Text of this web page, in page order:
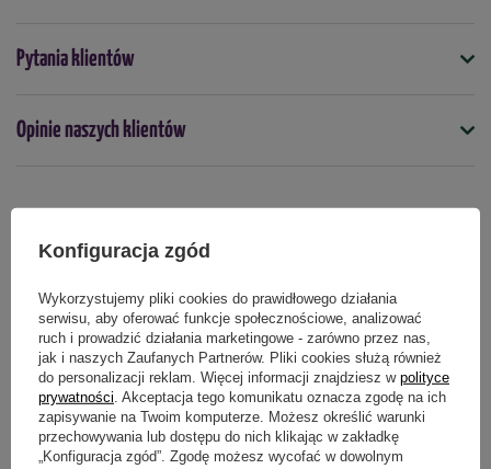
Burak: 1,8–2,0 kg / 10 m²,
Polowa uprawa warzyw
Szklarniowa uprawa warzyw
Sady owocowe / winnice (drzewa młode, po 1 roku)
Trawniki / parki / pola golfowe / boiska sportowe: 300–500 g
/ m².
Gdzie stosujemy:
Burak, rośliny aromatyczne i lecznicze, polowa uprawa warzyw,
szklarniowa uprawa warzyw, truskawki, uprawy kwiatowe, sady
Symbol
5907102057275
Podmiot odpowiedzialny za ten produkt na terenie UE
Pytania klientów
Opinie naszych klientów
Produkty powiązane
Konfiguracja zgód
Wykorzystujemy pliki cookies do prawidłowego działania
serwisu, aby oferować funkcje społecznościowe, analizować
ruch i prowadzić działania marketingowe - zarówno przez nas,
jak i naszych Zaufanych Partnerów. Pliki cookies służą również
do personalizacji reklam. Więcej informacji znajdziesz w polityce
prywatności . Akceptacja tego komunikatu oznacza zgodę na ich
zapisywanie na Twoim komputerze. Możesz określić warunki
przechowywania lub dostępu do nich klikając w zakładkę
„Konfiguracja zgód”. Zgodę możesz wycofać w dowolnym